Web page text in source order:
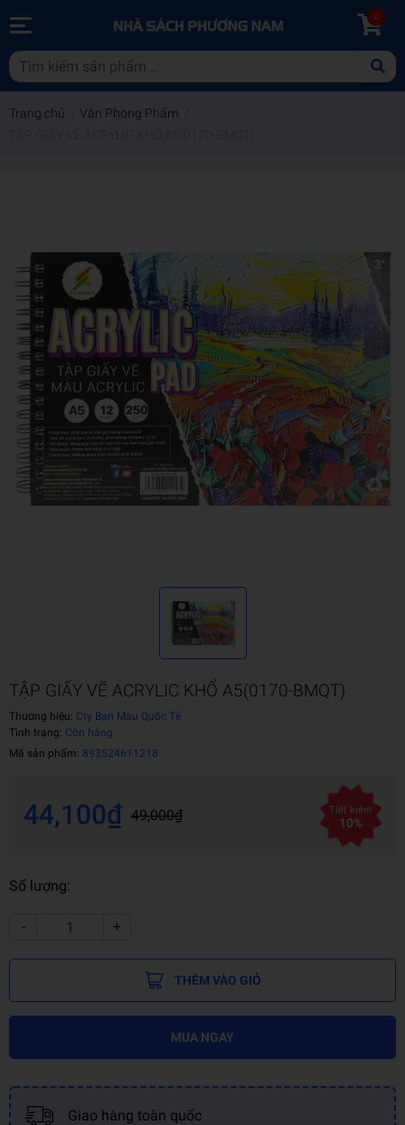
0
Trang chủ Văn Phòng Phẩm
TẬP GIẤY VẼ ACRYLIC KHỔ A5(0170-BMQT)
Thương hiệu: Cty Bạn Màu Quốc Tế
Tình trạng: Còn hàng
Mã sản phẩm: 893524611218
44,100₫ 49,000₫ Tiết kiệm
10%
Số lượng:
- +
THÊM VÀO GIỎ
MUA NGAY
Giao hàng toàn quốc